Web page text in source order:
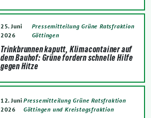
25. Juni
2026
Pressemitteilung Grüne Ratsfraktion
Göttingen
Trinkbrunnen kaputt, Klimacontainer auf
dem Bauhof: Grüne fordern schnelle Hilfe
gegen Hitze
12. Juni
2026
Pressemitteilung Grüne Ratsfraktion
Göttingen und Kreistagsfraktion